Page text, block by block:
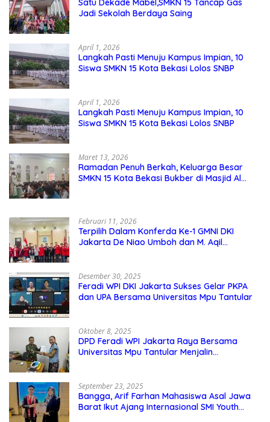
Satu Dekade Mabel,SMKN 15 Tancap Gas
Jadi Sekolah Berdaya Saing
April 1, 2026
Langkah Pasti Menuju Kampus Impian, 10
Siswa SMKN 15 Kota Bekasi Lolos SNBP
April 1, 2026
Langkah Pasti Menuju Kampus Impian, 10
Siswa SMKN 15 Kota Bekasi Lolos SNBP
Maret 13, 2026
Ramadan Penuh Berkah, Keluarga Besar
SMKN 15 Kota Bekasi Bukber di Masjid Al
Februari 11, 2026
Terpilih Dalam Konferda Ke-1 GMNI DKI
Jakarta De Niao Umboh dan M. Aqil
Desember 30, 2025
Feradi WPI DKI Jakarta Sukses Gelar PKPA
dan UPA Bersama Universitas Mpu Tantular
Oktober 8, 2025
DPD Feradi WPI Jakarta Raya Bersama
Universitas Mpu Tantular Menjalin
September 23, 2025
Bangga, Arif Farhan Mahasiswa Asal Jawa
Barat Ikut Ajang Internasional SMI Youth